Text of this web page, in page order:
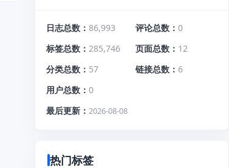
日志总数 86,993 评论总数
0
标签总数
285,746 页面总数
12
分类总数
57 链接总数
6
用户总数
0
最后更新
2026-08-08
热门标签